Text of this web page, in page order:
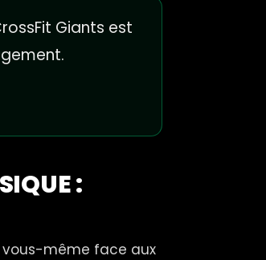
Giants est
:
vous-même face aux